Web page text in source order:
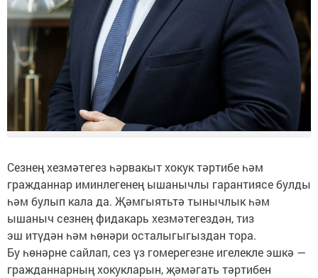
Сезнең хезмәтегез һәрвакыт хокук тәртибе һәм
гражданнар иминлегенең ышанычлы гарантиясе булды
һәм булып кала да. Җәмгыятьтә тынычлык һәм
ышаныч сезнең фидакарь хезмәтегездән, тиз
эш итүдән һәм һөнәри осталыгыгыздан тора.
Бу һөнәрне сайлап, сез үз гомерегезне игелекле эшкә —
гражданнарның хокукларын, җәмәгать тәртибен